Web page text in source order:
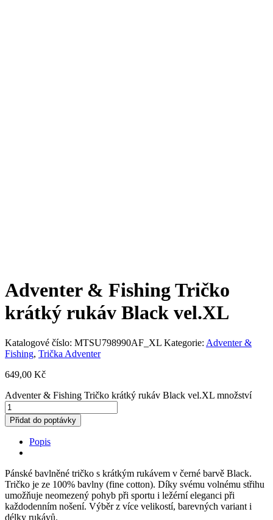
Adventer & Fishing Tričko
krátký rukáv Black vel.XL
Katalogové číslo: MTSU798990AF_XL Kategorie: Adventer &
Fishing, Trička Adventer
649,00 Kč
Adventer & Fishing Tričko krátký rukáv Black vel.XL množství
Přidat do poptávky
Popis
Pánské bavlněné tričko s krátkým rukávem v černé barvě Black.
Tričko je ze 100% bavlny (fine cotton). Díky svému volnému střihu
umožňuje neomezený pohyb při sportu i ležérní eleganci při
každodenním nošení. Výběr z více velikostí, barevných variant i
délky rukávů.